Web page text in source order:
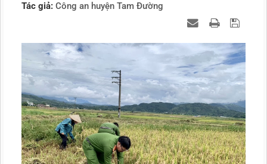
Tác giả: Công an huyện Tam Đường